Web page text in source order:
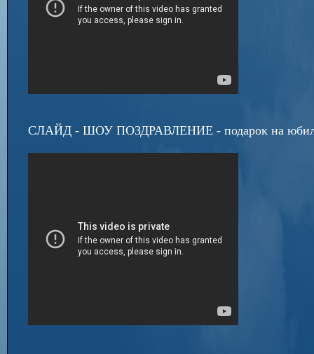
СЛАЙД - ШОУ ПОЗДРАВЛЕНИЕ - подарок на